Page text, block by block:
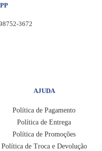
3672
AJUDA
Política de Pagamento
Política de Entrega
Política de Promoções
Política de Troca e Devolução